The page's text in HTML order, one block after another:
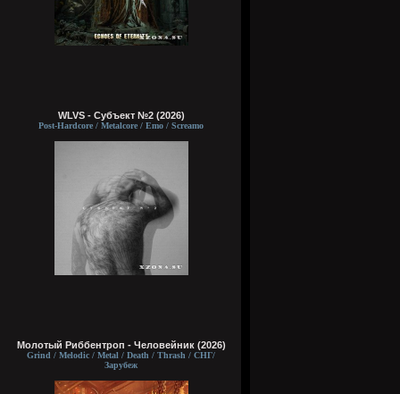
WLVS - Субъект №2 (2026)
Post-Hardcore / Metalcore / Emo / Screamo
Молотый Риббентроп - Человейник (2026)
Grind / Melodic / Metal / Death / Thrash / СНГ/
Зарубеж